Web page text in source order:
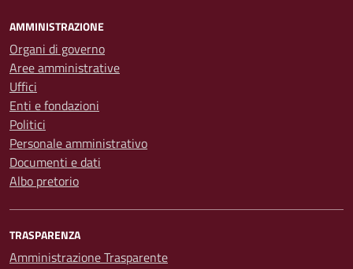
AMMINISTRAZIONE
Organi di governo
Aree amministrative
Uffici
Enti e fondazioni
Politici
Personale amministrativo
Documenti e dati
Albo pretorio
TRASPARENZA
Amministrazione Trasparente